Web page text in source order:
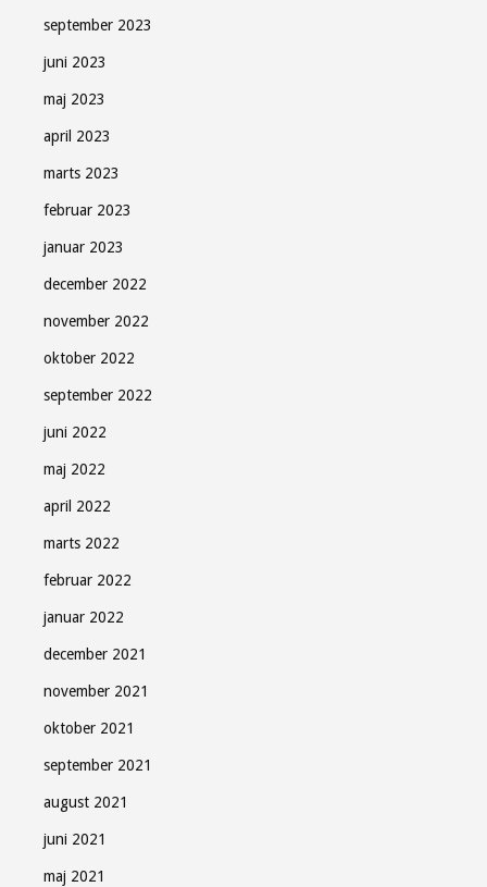
september 2023
juni 2023
maj 2023
april 2023
marts 2023
februar 2023
januar 2023
december 2022
november 2022
oktober 2022
september 2022
juni 2022
maj 2022
april 2022
marts 2022
februar 2022
januar 2022
december 2021
november 2021
oktober 2021
september 2021
august 2021
juni 2021
maj 2021